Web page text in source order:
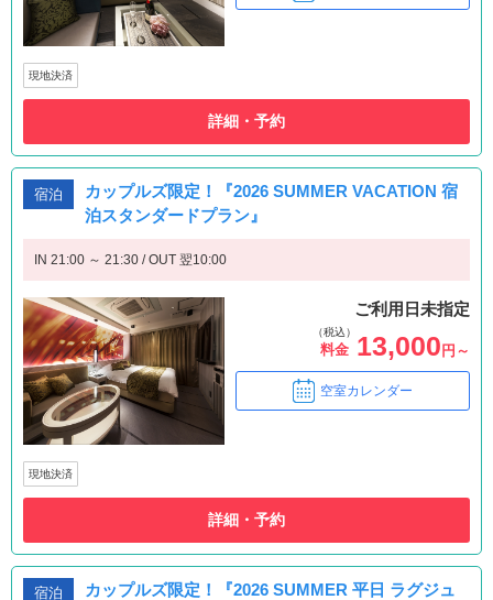
現地決済
詳細・予約
宿泊
カップルズ限定！『2026 SUMMER VACATION 宿
泊スタンダードプラン』
IN 21:00 ～ 21:30 / OUT 翌10:00
ご利用日未指定
（税込）
料金 13,000 円～
空室カレンダー
現地決済
詳細・予約
宿泊 カップルズ限定！『2026 SUMMER 平日 ラグジュ